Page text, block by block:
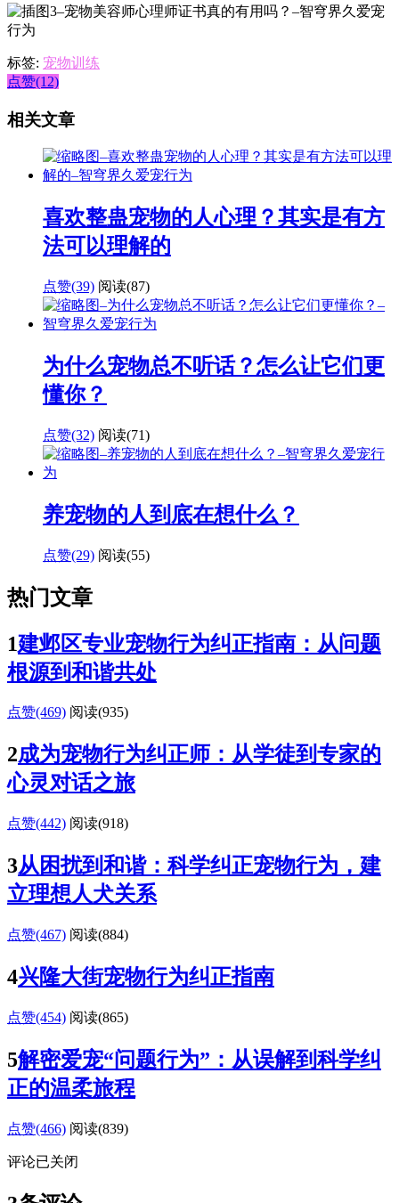
标签: 宠物训练
点赞(12)
相关文章
喜欢整蛊宠物的人心理？其实是有方
法可以理解的
点赞(39) 阅读(87)
为什么宠物总不听话？怎么让它们更
懂你？
点赞(32) 阅读(71)
养宠物的人到底在想什么？
点赞(29) 阅读(55)
热门文章
1建邺区专业宠物行为纠正指南：从问题
根源到和谐共处
点赞(469) 阅读(935)
2成为宠物行为纠正师：从学徒到专家的
心灵对话之旅
点赞(442) 阅读(918)
3从困扰到和谐：科学纠正宠物行为，建
立理想人犬关系
点赞(467) 阅读(884)
4兴隆大街宠物行为纠正指南
点赞(454) 阅读(865)
5解密爱宠“问题行为”：从误解到科学纠
正的温柔旅程
点赞(466) 阅读(839)
评论已关闭